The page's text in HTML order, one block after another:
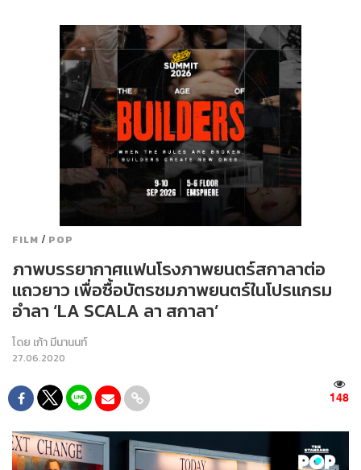
FILM / POP
ภาพบรรยากาศแฟนโรงภาพยนตร์สกาลาต่อ
แถวยาว เพื่อซื้อบัตรชมภาพยนตร์ในโปรแกรม
อำลา ‘LA SCALA ลา สกาลา’
โดย เก้า มีนานนท์
27.06.2020
148